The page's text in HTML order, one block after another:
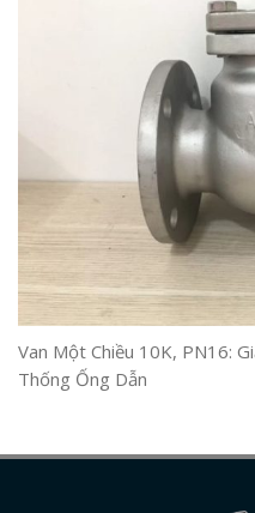
Van Một Chiều 10K, PN16:
Thống Ống Dẫn